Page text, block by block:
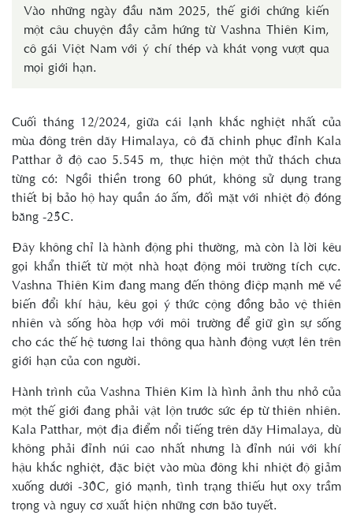
Vào những ngày đầu năm 2025, thế giới chứng kiến
một câu chuyện đầy cảm hứng từ Vashna Thiên Kim,
cô gái Việt Nam với ý chí thép và khát vọng vượt qua
mọi giới hạn.
Cuối tháng 12/2024, giữa cái lạnh khắc nghiệt nhất của
mùa đông trên dãy Himalaya, cô đã chinh phục đỉnh Kala
Patthar ở độ cao 5.545 m, thực hiện một thử thách chưa
từng có: Ngồi thiền trong 60 phút, không sử dụng trang
thiết bị bảo hộ hay quần áo ấm, đối mặt với nhiệt độ đóng
băng -25°C.
Đây không chỉ là hành động phi thường, mà còn là lời kêu
gọi khẩn thiết từ một nhà hoạt động môi trường tích cực.
Vashna Thiên Kim đang mang đến thông điệp mạnh mẽ về
biến đổi khí hậu, kêu gọi ý thức cộng đồng bảo vệ thiên
nhiên và sống hòa hợp với môi trường để giữ gìn sự sống
cho các thế hệ tương lai thông qua hành động vượt lên trên
giới hạn của con người.
Hành trình của Vashna Thiên Kim là hình ảnh thu nhỏ của
một thế giới đang phải vật lộn trước sức ép từ thiên nhiên.
Kala Patthar, một địa điểm nổi tiếng trên dãy Himalaya, dù
không phải đỉnh núi cao nhất nhưng là đỉnh núi với khí
hậu khắc nghiệt, đặc biệt vào mùa đông khi nhiệt độ giảm
xuống dưới -30°C, gió mạnh, tình trạng thiếu hụt oxy trầm
trọng và nguy cơ xuất hiện những cơn bão tuyết.